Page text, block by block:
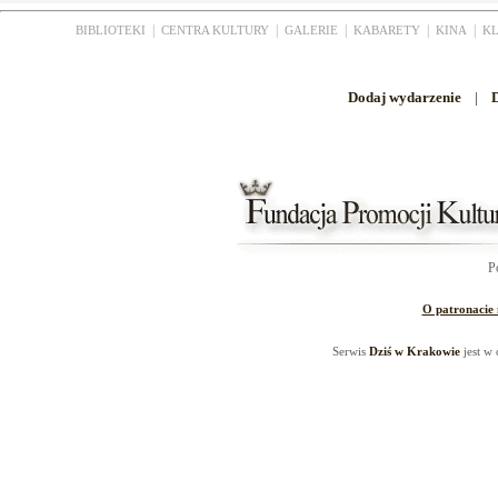
BIBLIOTEKI CENTRA KULTURY GALERIE KABARETY KINA
Dodaj wydarzenie |
O patronacie
Serwis Dziś w Krakowiejest w